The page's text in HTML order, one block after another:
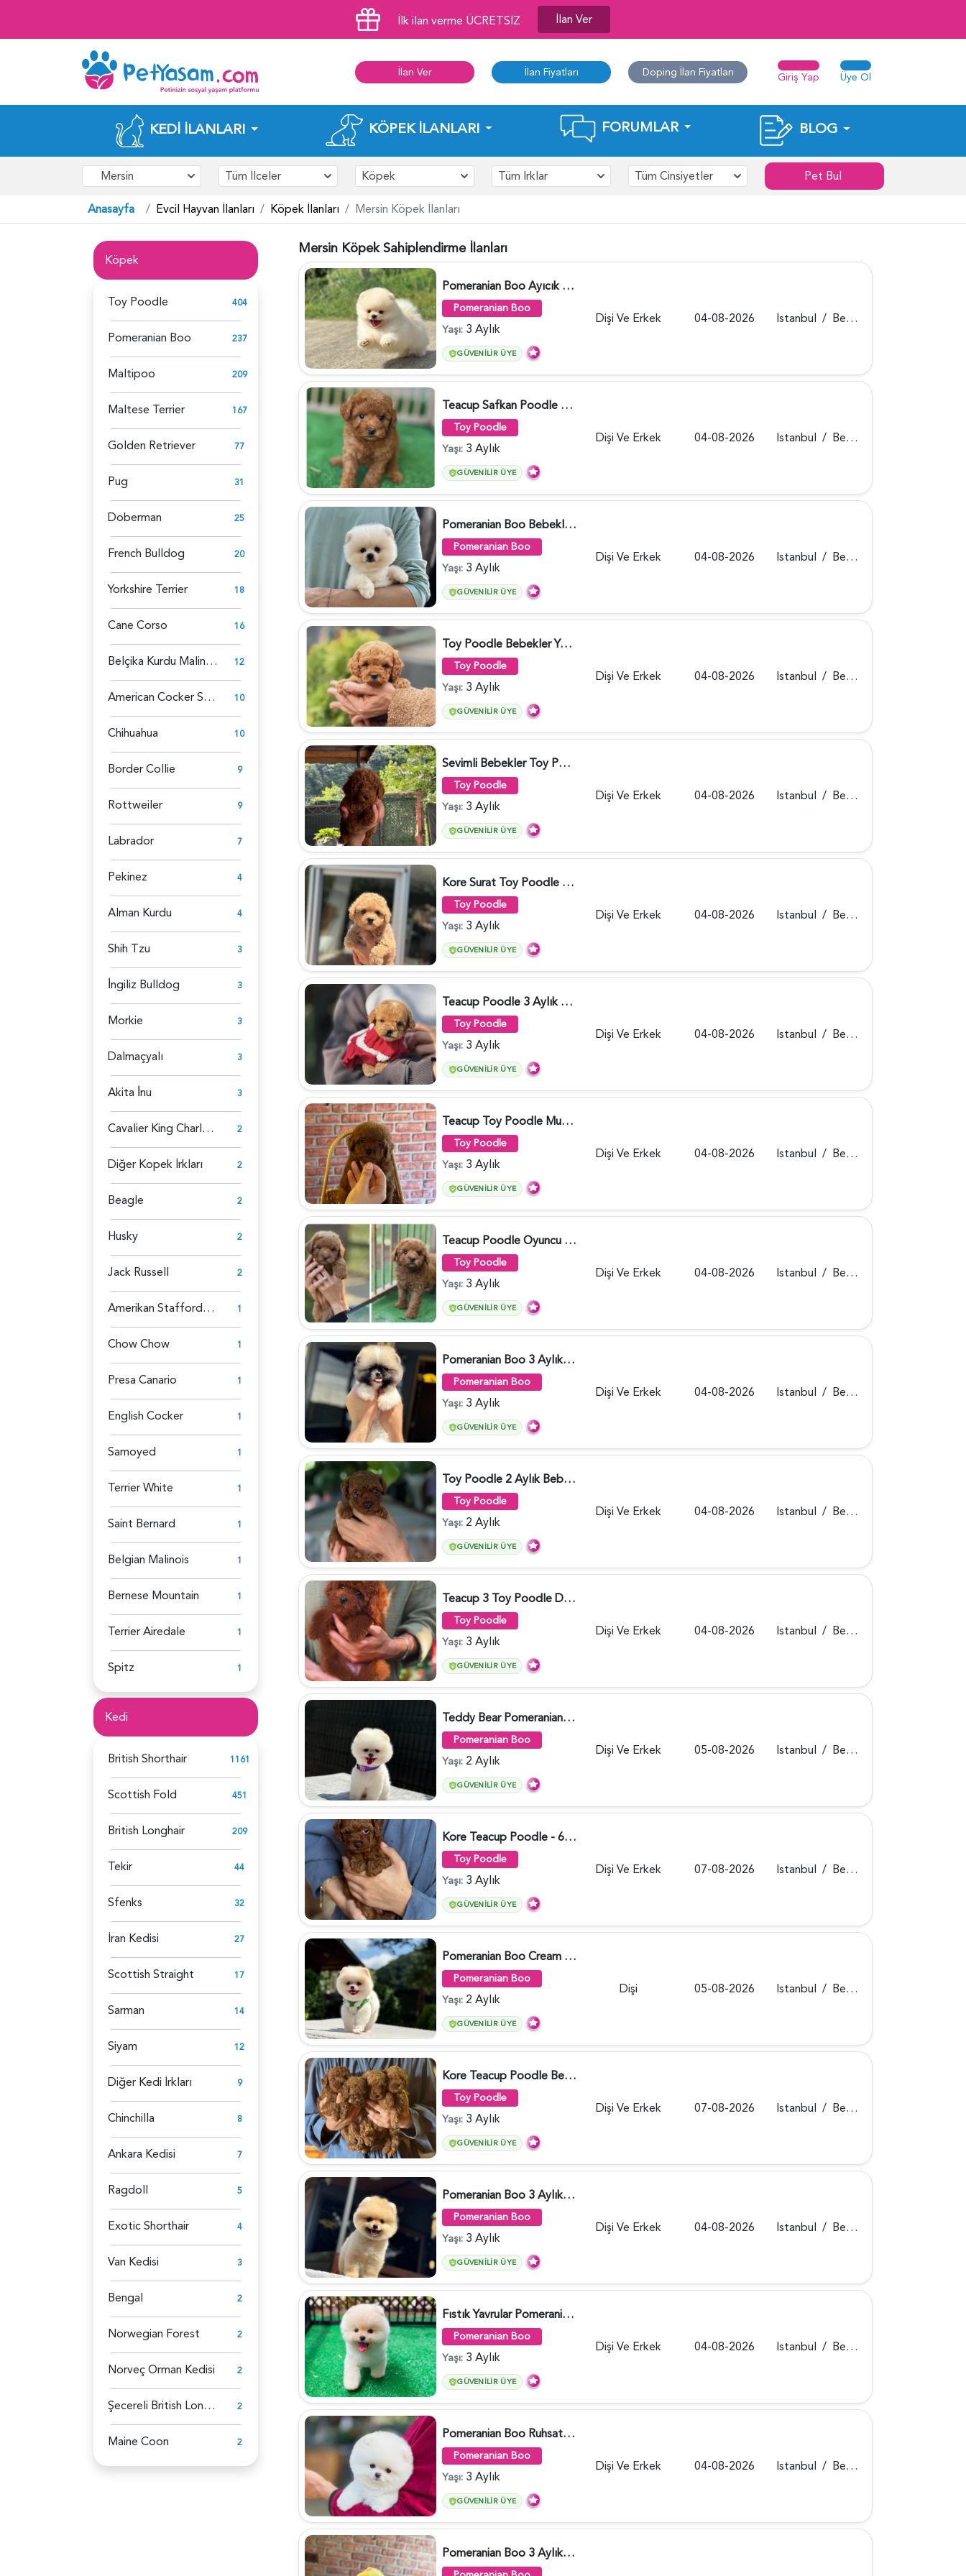
İlk ilan verme ÜCRETSİZ İlan Ver
İlan Ver İlan Fiyatları Doping İlan Fiyatları Giriş Yap Üye Ol
KEDI İLANLARI KÖPEK İLANLARI FORUMLAR BLOG
Mersin Tüm İlceler Köpek Tüm Irklar Tüm Cinsiyetler Pet Bul
Anasayfa Evcil Hayvan İlanları Köpek İlanları Mersin Köpek İlanları
Köpek
Toy Poodle 404
Pomeranian Boo 237
Maltipoo 209
Maltese Terrier 167
Golden Retriever 77
Pug 31
Doberman 25
French Bulldog 20
Yorkshire Terrier 18
Cane Corso 16
Belçika Kurdu Malinois 12
American Cocker Spaniel 10
Chihuahua 10
Border Collie 9
Rottweiler 9
Labrador 7
Pekinez 4
Alman Kurdu 4
Shih Tzu 3
İ̇ngiliz Bulldog 3
Morkie 3
Dalmaçyalı 3
Akita İ̇nu 3
Cavalier King Charles Spaniel 2
Diğer Kopek İrkları 2
Beagle 2
Husky 2
Jack Russell 2
Amerikan Staffordshire 1
Chow Chow 1
Presa Canario 1
English Cocker 1
Samoyed 1
Terrier White 1
Saint Bernard 1
Belgian Malinois 1
Bernese Mountain 1
Terrier Airedale 1
Spitz 1
Kedi
British Shorthair 1161
Scottish Fold 451
British Longhair 209
Tekir 44
Sfenks 32
İran Kedisi 27
Scottish Straight 17
Sarman 14
Siyam 12
Diğer Kedi İrkları 9
Chinchilla 8
Ankara Kedisi 7
Ragdoll 5
Exotic Shorthair 4
Van Kedisi 3
Bengal 2
Norwegian Forest 2
Norveç Orman Kedisi 2
Şecereli British Longhair 2
Maine Coon 2
Mersin Köpek Sahiplendirme İlanları
Pomeranian Boo Ayıcık Surat Yavrularımız - 6025
Pomeranian Boo
Yaşı: 3 Aylık
GÜVENILIR ÜYE
Dişi Ve Erkek 04-08-2026 Istanbul / Beykoz
Teacup Safkan Poodle Yavrularımız - 5971
Toy Poodle
Yaşı: 3 Aylık
GÜVENILIR ÜYE
Dişi Ve Erkek 04-08-2026 Istanbul / Beykoz
Pomeranian Boo Bebekler 2 Aylıklar - 6021
Pomeranian Boo
Yaşı: 3 Aylık
GÜVENILIR ÜYE
Dişi Ve Erkek 04-08-2026 Istanbul / Beykoz
Toy Poodle Bebekler Yuva Arıyor - 5970
Toy Poodle
Yaşı: 3 Aylık
GÜVENILIR ÜYE
Dişi Ve Erkek 04-08-2026 Istanbul / Beykoz
Sevimli Bebekler Toy Poodle - 5964
Toy Poodle
Yaşı: 3 Aylık
GÜVENILIR ÜYE
Dişi Ve Erkek 04-08-2026 Istanbul / Beykoz
Kore Surat Toy Poodle Dişi ve Erkek Yavrular - 5896
Toy Poodle
Yaşı: 3 Aylık
GÜVENILIR ÜYE
Dişi Ve Erkek 04-08-2026 Istanbul / Beykoz
Teacup Poodle 3 Aylık Bebeğimiz - 5960
Toy Poodle
Yaşı: 3 Aylık
GÜVENILIR ÜYE
Dişi Ve Erkek 04-08-2026 Istanbul / Beykoz
Teacup Toy Poodle Muhteşem Kalite Yavrular - 5895
Toy Poodle
Yaşı: 3 Aylık
GÜVENILIR ÜYE
Dişi Ve Erkek 04-08-2026 Istanbul / Beykoz
Teacup Poodle Oyuncu Yavrularımız - 5966
Toy Poodle
Yaşı: 3 Aylık
GÜVENILIR ÜYE
Dişi Ve Erkek 04-08-2026 Istanbul / Beykoz
Pomeranian Boo 3 Aylık Hazır Yavrular - 6020
Pomeranian Boo
Yaşı: 3 Aylık
GÜVENILIR ÜYE
Dişi Ve Erkek 04-08-2026 Istanbul / Beykoz
Toy Poodle 2 Aylık Bebeğimiz - 6176
Toy Poodle
Yaşı: 2 Aylık
GÜVENILIR ÜYE
Dişi Ve Erkek 04-08-2026 Istanbul / Beykoz
Teacup 3 Toy Poodle Dişi ve Erkek Yavru - 5963
Toy Poodle
Yaşı: 3 Aylık
GÜVENILIR ÜYE
Dişi Ve Erkek 04-08-2026 Istanbul / Beykoz
Teddy Bear Pomeranian Boo Yavrumuz Ruhsatlı Çiftlik - 6247
Pomeranian Boo
Yaşı: 2 Aylık
GÜVENILIR ÜYE
Dişi Ve Erkek 05-08-2026 Istanbul / Beykoz
Kore Teacup Poodle - 6424
Toy Poodle
Yaşı: 3 Aylık
GÜVENILIR ÜYE
Dişi Ve Erkek 07-08-2026 Istanbul / Beykoz
Pomeranian Boo Cream Beyaz Yavrumuz - 6251
Pomeranian Boo
Yaşı: 2 Aylık
GÜVENILIR ÜYE
Dişi 05-08-2026 Istanbul / Beykoz
Kore Teacup Poodle Bebekler - 6428
Toy Poodle
Yaşı: 3 Aylık
GÜVENILIR ÜYE
Dişi Ve Erkek 07-08-2026 Istanbul / Beykoz
Pomeranian Boo 3 Aylık Bebek Yavrular - 6178
Pomeranian Boo
Yaşı: 3 Aylık
GÜVENILIR ÜYE
Dişi Ve Erkek 04-08-2026 Istanbul / Beykoz
Fıstık Yavrular Pomeranian Boo - 6032
Pomeranian Boo
Yaşı: 3 Aylık
GÜVENILIR ÜYE
Dişi Ve Erkek 04-08-2026 Istanbul / Beykoz
Pomeranian Boo Ruhsatlı Çiftlikten - 6027
Pomeranian Boo
Yaşı: 3 Aylık
GÜVENILIR ÜYE
Dişi Ve Erkek 04-08-2026 Istanbul / Beykoz
Pomeranian Boo 3 Aylık Safkan Yavrularımız - 6022